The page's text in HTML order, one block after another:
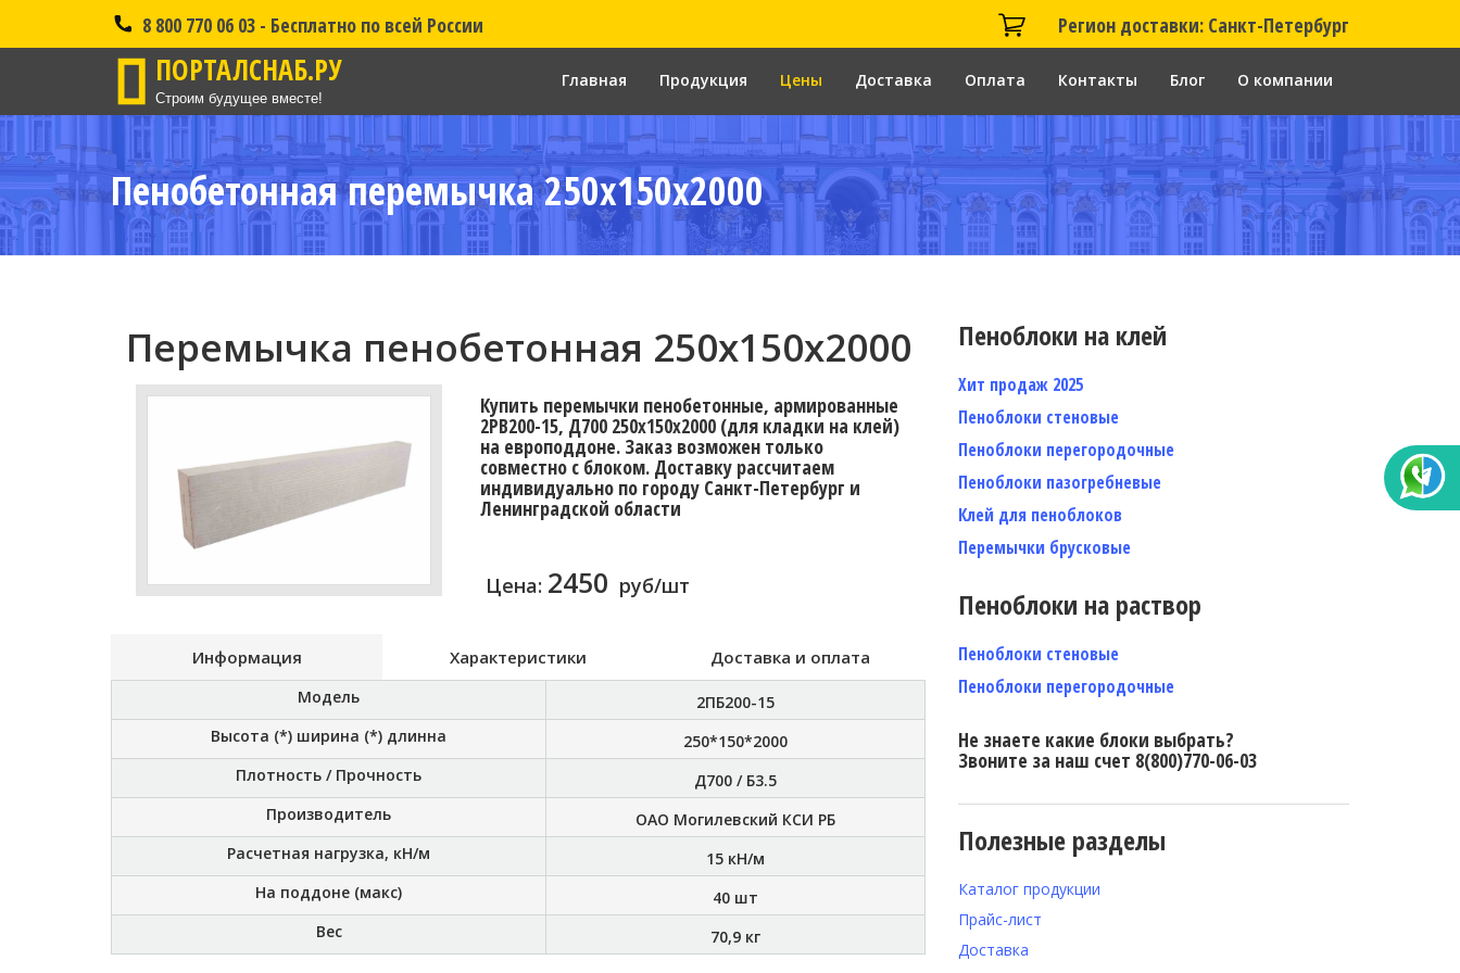
8 800 770 06 03 - Бесплатно по всей России Регион доставки: Санкт-Петербург
ПОРТАЛСНАБ.РУ
Строим будущее вместе!
Главная Продукция Цены Доставка Оплата Контакты Блог О компании
Пенобетонная перемычка 250x150x2000
Перемычка пенобетонная 250x150x2000
Купить перемычки пенобетонные, армированные
2PB200-15, Д700 250х150х2000 (для кладки на клей)
на европоддоне. Заказ возможен только
совместно с блоком. Доставку расcчитаем
индивидуально по городу Санкт-Петербург и
Ленинградской области
Цена: 2450 руб/шт
Информация Характеристики Доставка и оплата
Модель
2ПБ200-15
Высота (*) ширина (*) длинна
250*150*2000
Плотность / Прочность
Д700 / Б3.5
Производитель
ОАО Могилевский КСИ РБ
Расчетная нагрузка, кН/м
15 кН/м
На поддоне (макс)
40 шт
Вес
70,9 кг
Пеноблоки на клей
Хит продаж 2025
Пеноблоки стеновые
Пеноблоки перегородочные
Пеноблоки пазогребневые
Клей для пеноблоков
Перемычки брусковые
Пеноблоки на раствор
Пеноблоки стеновые
Пеноблоки перегородочные
Не знаете какие блоки выбрать?
Звоните за наш счет 8(800)770-06-03
Полезные разделы
Каталог продукции
Прайс-лист
Доставка